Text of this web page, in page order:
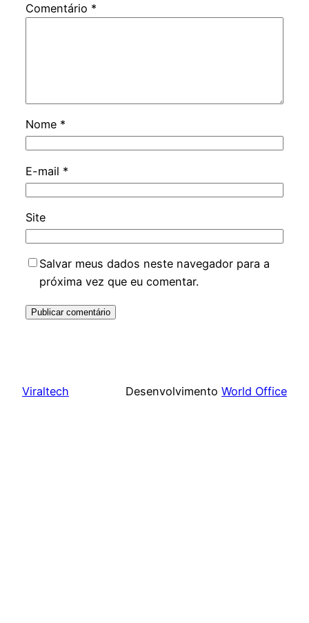
Comentário *
Nome *
E-mail *
Site
Salvar meus dados neste navegador para a
próxima vez que eu comentar.
Viraltech Desenvolvimento World Office